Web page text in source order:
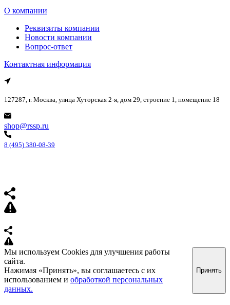
О компании
Реквизиты компании
Новости компании
Вопрос-ответ
Контактная информация
127287, г. Москва, улица Хуторская 2-я, дом 29, строение 1, помещение 18
shop@rssp.ru
8 (495) 380-08-39
Мы используем Cookies для улучшения работы
сайта.
Нажимая «Принять», вы соглашаетесь с их
использованием и обработкой персональных
данных.
Принять